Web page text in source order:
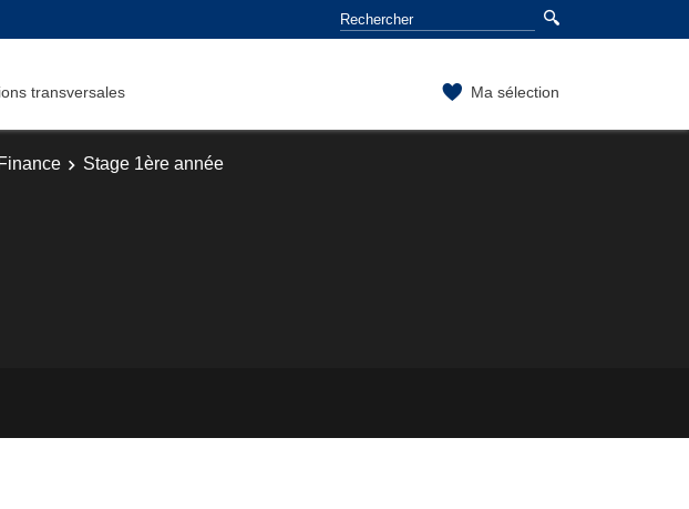
transversales Ma sélection
Stage 1ère année